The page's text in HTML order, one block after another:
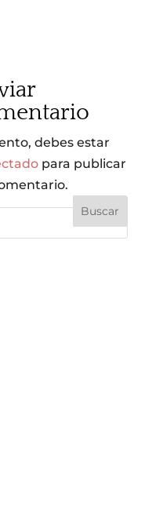
debes estar
para publicar